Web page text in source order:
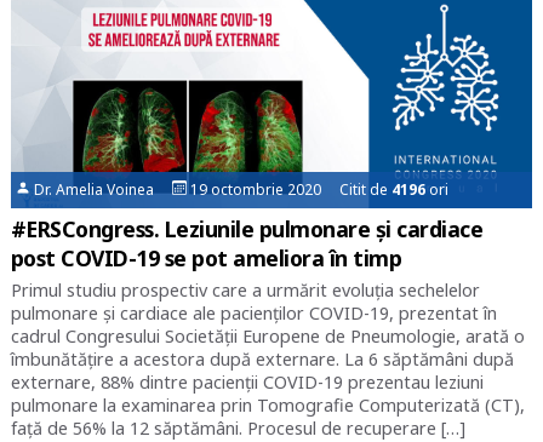
Dr. Amelia Voinea 19 octombrie 2020 Citit de 4196ori
#ERSCongress. Leziunile pulmonare și cardiace
post COVID-19 se pot ameliora în timp
Primul studiu prospectiv care a urmărit evoluția sechelelor
pulmonare și cardiace ale pacienților COVID-19, prezentat în
cadrul Congresului Societății Europene de Pneumologie, arată o
îmbunătățire a acestora după externare. La 6 săptămâni după
externare, 88% dintre pacienții COVID-19 prezentau leziuni
pulmonare la examinarea prin Tomografie Computerizată (CT),
față de 56% la 12 săptămâni. Procesul de recuperare […]